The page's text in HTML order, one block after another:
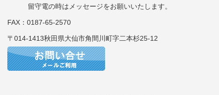
留守電の時はメッセージをお願いいたします。
FAX：0187-65-2570
〒014-1413秋田県大仙市角間川町字二本杉25-12